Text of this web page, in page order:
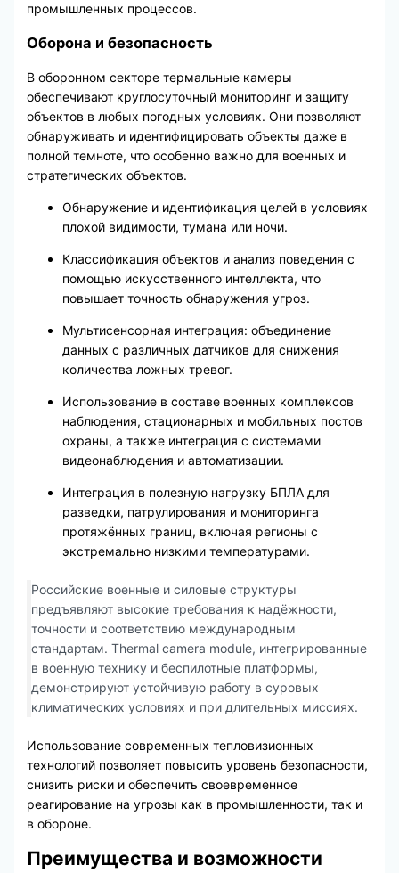
промышленных процессов.
Оборона и безопасность
В оборонном секторе термальные камеры
обеспечивают круглосуточный мониторинг и защиту
объектов в любых погодных условиях. Они позволяют
обнаруживать и идентифицировать объекты даже в
полной темноте, что особенно важно для военных и
стратегических объектов.
Обнаружение и идентификация целей в условиях
плохой видимости, тумана или ночи.
Классификация объектов и анализ поведения с
помощью искусственного интеллекта, что
повышает точность обнаружения угроз.
Мультисенсорная интеграция: объединение
данных с различных датчиков для снижения
количества ложных тревог.
Использование в составе военных комплексов
наблюдения, стационарных и мобильных постов
охраны, а также интеграция с системами
видеонаблюдения и автоматизации.
Интеграция в полезную нагрузку БПЛА для
разведки, патрулирования и мониторинга
протяжённых границ, включая регионы с
экстремально низкими температурами.
Российские военные и силовые структуры
предъявляют высокие требования к надёжности,
точности и соответствию международным
стандартам. Thermal camera module, интегрированные
в военную технику и беспилотные платформы,
демонстрируют устойчивую работу в суровых
климатических условиях и при длительных миссиях.
Использование современных тепловизионных
технологий позволяет повысить уровень безопасности,
снизить риски и обеспечить своевременное
реагирование на угрозы как в промышленности, так и
в обороне.
Преимущества и возможности